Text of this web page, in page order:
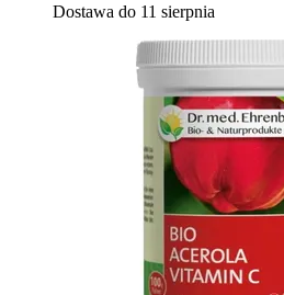
Dostawa do 11 sierpnia